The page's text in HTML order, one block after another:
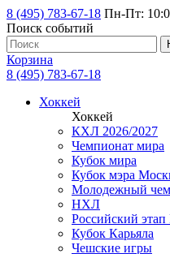
8 (495) 783-67-18 Пн-Пт:
Поиск событий
Корзина
8 (495) 783-67-18
Хоккей
Хоккей
КХЛ 2026/2027
Чемпионат мира
Кубок мира
Кубок мэра
Молодежный
НХЛ
Российский этап
Кубок Карьяла
Чешские игры